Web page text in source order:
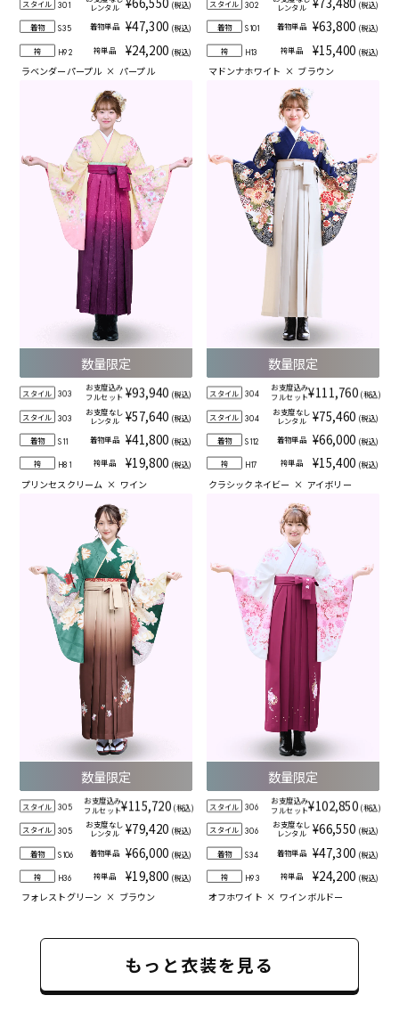
スタイル 301
レンタル
(税込)
着物 S35 着物単品 ¥47,300 (税込)
袴 H92 袴単品 ¥24,200 (税込)
ラベンダーパープル × パープル
スタイル 302
レンタル
(税込)
着物 S101 着物単品 ¥63,800 (税込)
袴 H13 袴単品 ¥15,400 (税込)
マドンナホワイト × ブラウン
数量限定
スタイル 303
お支度込み
フルセット ¥93,940 (税込)
スタイル 303
お支度なし
レンタル
¥57,640 (税込)
着物 S11 着物単品 ¥41,800 (税込)
袴 H81 袴単品 ¥19,800 (税込)
プリンセスクリーム × ワイン
数量限定
スタイル 304
お支度込み
フルセット¥111,760 (税込)
スタイル 304
お支度なし
レンタル ¥75,460 (税込)
着物 S112 着物単品 ¥66,000 (税込)
袴 H17 袴単品 ¥15,400 (税込)
クラシックネイビー × アイボリー
数量限定
スタイル 305
お支度込み
フルセット¥115,720 (税込)
スタイル 305
お支度なし
レンタル
¥79,420 (税込)
着物 S106 着物単品 ¥66,000 (税込)
袴 H36 袴単品 ¥19,800 (税込)
フォレストグリーン × ブラウン
数量限定
スタイル 306
お支度込み
フルセット¥102,850 (税込)
スタイル 306
お支度なし
レンタル ¥66,550 (税込)
着物 S34 着物単品 ¥47,300 (税込)
袴 H93 袴単品 ¥24,200 (税込)
オフホワイト × ワインボルドー
もっと衣装を見る